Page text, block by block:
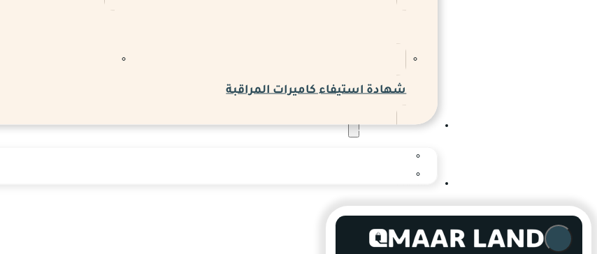
شهادة استيفاء كاميرات المراقبة
المدونة والاخبار